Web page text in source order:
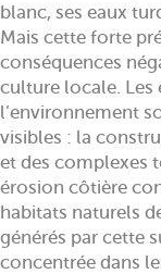
blanc, ses eaux
Mais cette forte
conséquences
culture locale. Les
l’environnement
visibles : la
et des complexes
érosion côtière
habitats naturels
générés par cette
concentrée dans